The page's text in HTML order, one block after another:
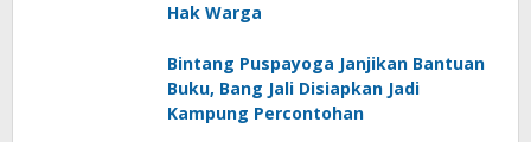
Hak Warga
Bintang Puspayoga Janjikan Bantuan
Buku, Bang Jali Disiapkan Jadi
Kampung Percontohan